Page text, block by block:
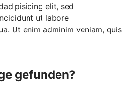
elit, sed
ut labore
Ut enim adminim veniam, quis
gefunden?